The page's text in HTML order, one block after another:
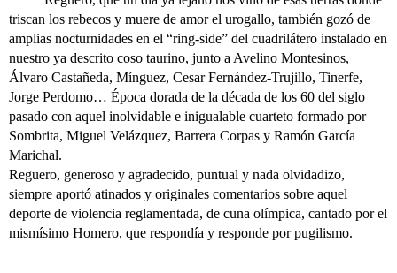
triscan los rebecos y muere de amor el urogallo, también gozó de
amplias nocturnidades en el “ring-side” del cuadrilátero instalado en
nuestro ya descrito coso taurino, junto a Avelino Montesinos,
Álvaro Castañeda, Mínguez, Cesar Fernández-Trujillo, Tinerfe,
Jorge Perdomo… Época dorada de la década de los 60 del siglo
pasado con aquel inolvidable e inigualable cuarteto formado por
Sombrita, Miguel Velázquez, Barrera Corpas y Ramón García
Marichal.
Reguero, generoso y agradecido, puntual y nada olvidadizo,
siempre aportó atinados y originales comentarios sobre aquel
deporte de violencia reglamentada, de cuna olímpica, cantado por el
mismísimo Homero, que respondía y responde por pugilismo.